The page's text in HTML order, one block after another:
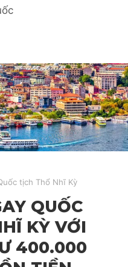
tịch Thổ Nhĩ Kỳ
QUỐC
KỲ VỚI
400.000